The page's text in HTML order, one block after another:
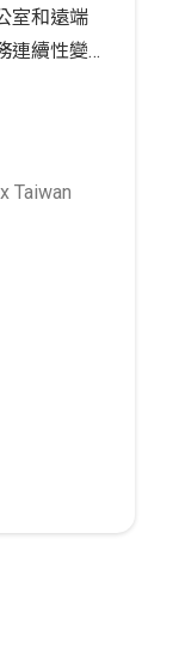
室和遠端
連續性變
提供了一
戰。
源，還提
位置都
身份與
的安全
在無所不
您的參
Taiwan